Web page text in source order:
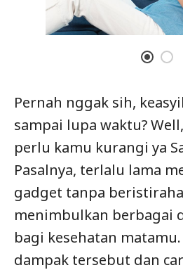
Pernah nggak sih,
sampai lupa waktu?
perlu kamu kurangi ya
Pasalnya, terlalu lama
gadget tanpa
menimbulkan berbagai
bagi kesehatan
dampak tersebut dan